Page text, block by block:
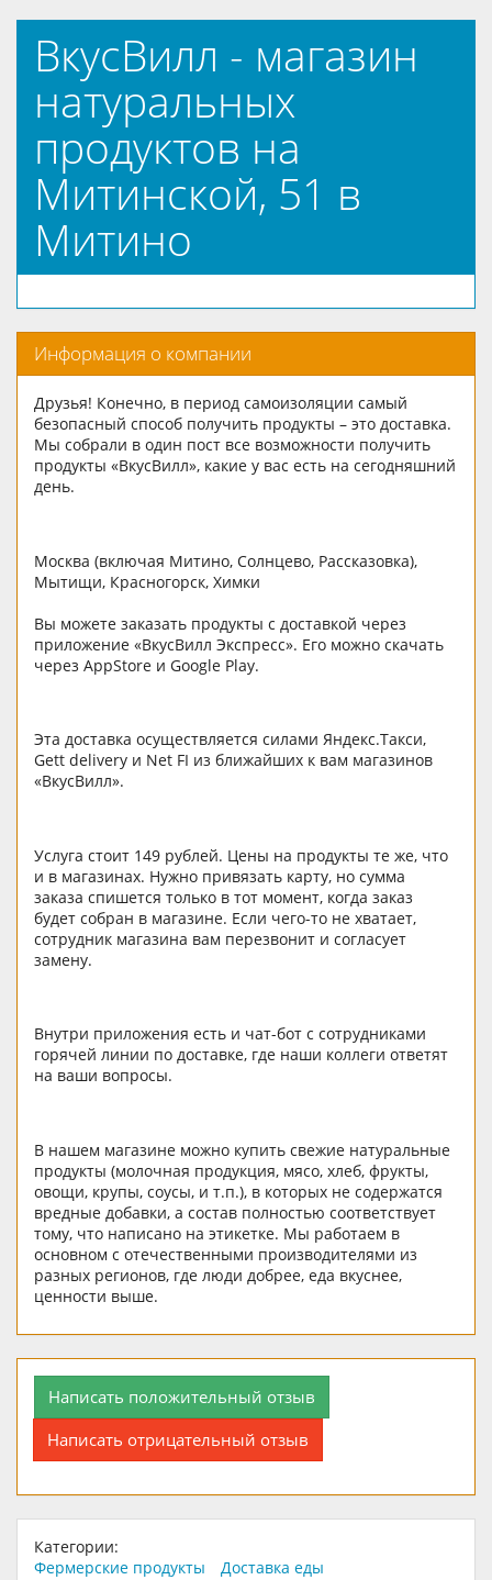
ВкусВилл - магазин
натуральных
продуктов на
Митинской, 51 в
Митино
Информация о компании
Друзья! Конечно, в период самоизоляции самый
безопасный способ получить продукты – это доставка.
Мы собрали в один пост все возможности получить
продукты «ВкусВилл», какие у вас есть на сегодняшний
день.
Москва (включая Митино, Солнцево, Рассказовка),
Мытищи, Красногорск, Химки
Вы можете заказать продукты с доставкой через
приложение «ВкусВилл Экспресс». Его можно скачать
через AppStore и Google Play.
Эта доставка осуществляется силами Яндекс.Такси,
Gett delivery и Net FI из ближайших к вам магазинов
«ВкусВилл».
Услуга стоит 149 рублей. Цены на продукты те же, что
и в магазинах. Нужно привязать карту, но сумма
заказа спишется только в тот момент, когда заказ
будет собран в магазине. Если чего-то не хватает,
сотрудник магазина вам перезвонит и согласует
замену.
Внутри приложения есть и чат-бот с сотрудниками
горячей линии по доставке, где наши коллеги ответят
на ваши вопросы.
В нашем магазине можно купить свежие натуральные
продукты (молочная продукция, мясо, хлеб, фрукты,
овощи, крупы, соусы, и т.п.), в которых не содержатся
вредные добавки, а состав полностью соответствует
тому, что написано на этикетке. Мы работаем в
основном с отечественными производителями из
разных регионов, где люди добрее, еда вкуснее,
ценности выше.
Написать положительный отзыв
Написать отрицательный отзыв
Категории:
Фермерские продукты
Доставка еды